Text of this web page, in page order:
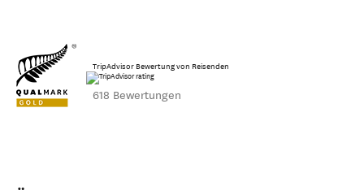
TripAdvisor Bewertung von Reisenden
618 Bewertungen